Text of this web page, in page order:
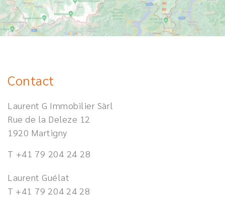
Contact
Laurent G Immobilier Sàrl
Rue de la Deleze 12
1920 Martigny
T +41 79 204 24 28
Laurent Guélat
T +41 79 204 24 28